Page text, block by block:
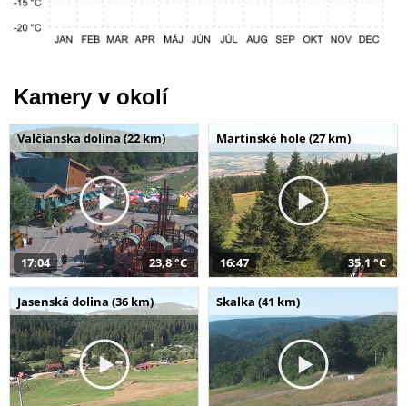
Kamery v okolí
Valčianska dolina (22 km)
17:04 23,8 °C
Martinské hole (27 km)
16:47 35,1 °C
Jasenská dolina (36 km) Skalka (41 km)